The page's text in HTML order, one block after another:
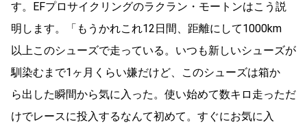
す。EFプロサイクリングのラクラン・モートンはこう説
明します。「もうかれこれ12日間、距離にして1000km
以上このシューズで走っている。いつも新しいシューズが
馴染むまで1ヶ月くらい嫌だけど、このシューズは箱か
ら出した瞬間から気に入った。使い始めて数キロ走っただ
けでレースに投入するなんて初めて。すぐにお気に入